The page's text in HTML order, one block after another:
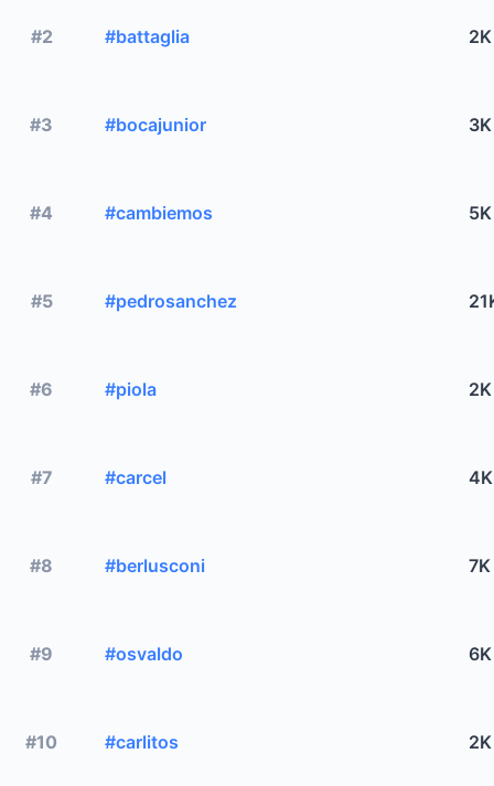
#2 #battaglia 2K
#3 #bocajunior 3K
#4 #cambiemos 5K
#5 #pedrosanchez
#6 #piola 2K
#7 #carcel 4K
#8 #berlusconi 7K
#9 #osvaldo 6K
#10 #carlitos 2K